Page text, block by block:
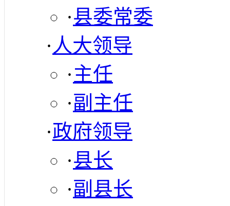
·县委常委
· 人大领导
·主任
·副主任
·政府领导
·县长
·副县长